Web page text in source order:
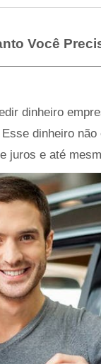
Você
dinheiro
dinheiro
juros e até